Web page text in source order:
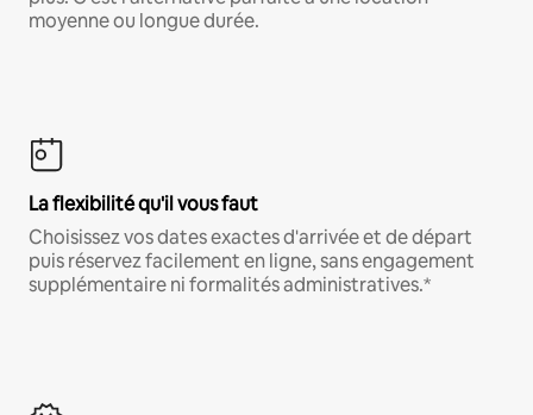
moyenne ou longue durée.
La flexibilité qu'il vous faut
Choisissez vos dates exactes d'arrivée et de départ
puis réservez facilement en ligne, sans engagement
supplémentaire ni formalités administratives.*